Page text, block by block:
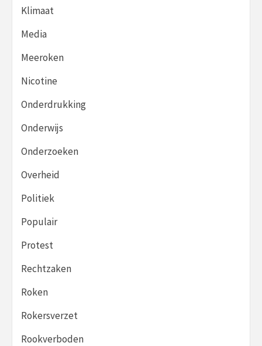
Klimaat
Media
Meeroken
Nicotine
Onderdrukking
Onderwijs
Onderzoeken
Overheid
Politiek
Populair
Protest
Rechtzaken
Roken
Rokersverzet
Rookverboden